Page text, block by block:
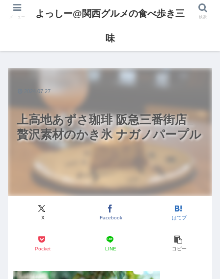
上高地あずさ珈琲 阪急三番街店_
贅沢素材のかき氷 ナガノパープル
X Facebook はてブ
Pocket LINE コピー
2024.07.27
メニュー よっしー@関西グルメの食べ歩き三
味
検索